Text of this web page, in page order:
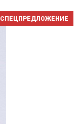
СПЕЦПРЕДЛОЖЕНИЕ